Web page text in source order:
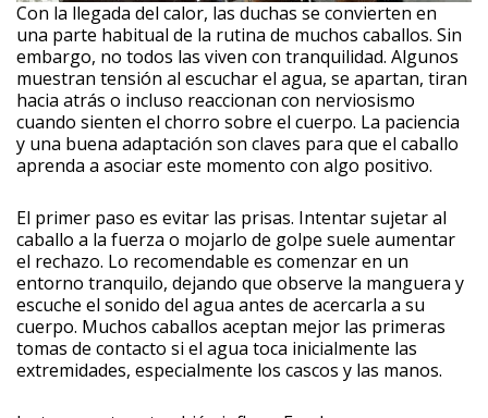
Con la llegada del calor, las duchas se convierten en
una parte habitual de la rutina de muchos caballos. Sin
embargo, no todos las viven con tranquilidad. Algunos
muestran tensión al escuchar el agua, se apartan, tiran
hacia atrás o incluso reaccionan con nerviosismo
cuando sienten el chorro sobre el cuerpo. La paciencia
y una buena adaptación son claves para que el caballo
aprenda a asociar este momento con algo positivo.
El primer paso es evitar las prisas. Intentar sujetar al
caballo a la fuerza o mojarlo de golpe suele aumentar
el rechazo. Lo recomendable es comenzar en un
entorno tranquilo, dejando que observe la manguera y
escuche el sonido del agua antes de acercarla a su
cuerpo. Muchos caballos aceptan mejor las primeras
tomas de contacto si el agua toca inicialmente las
extremidades, especialmente los cascos y las manos.